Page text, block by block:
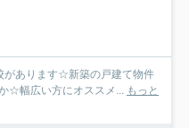
があります☆新築の戸建て物件
☆幅広い方にオススメ...
もっと